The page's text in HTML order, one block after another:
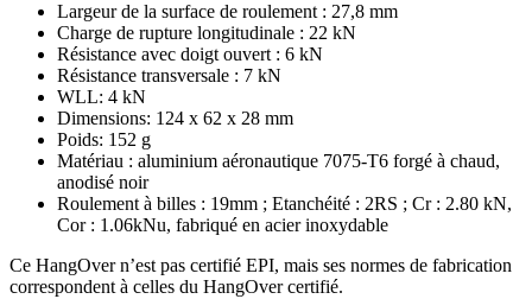
Largeur de la surface de roulement : 27,8 mm
Charge de rupture longitudinale : 22 kN
Résistance avec doigt ouvert : 6 kN
Résistance transversale : 7 kN
WLL: 4 kN
Dimensions: 124 x 62 x 28 mm
Poids: 152 g
Matériau : aluminium aéronautique 7075-T6 forgé à chaud,
anodisé noir
Roulement à billes : 19mm ; Etanchéité : 2RS ; Cr : 2.80 kN,
Cor : 1.06kNu, fabriqué en acier inoxydable
Ce HangOver n’est pas certifié EPI, mais ses normes de fabrication
correspondent à celles du HangOver certifié.